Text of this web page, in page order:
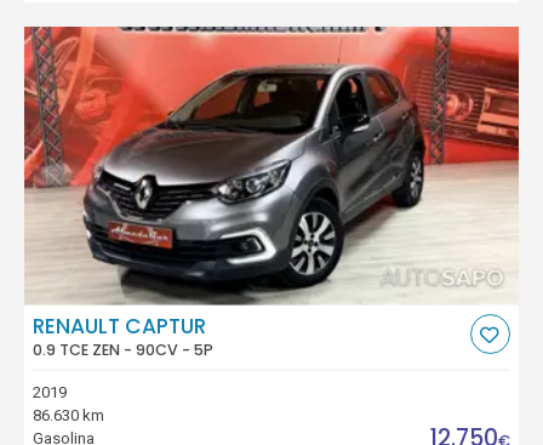
RENAULT CAPTUR
0.9 TCE ZEN - 90CV - 5P
2019
86.630 km
Gasolina